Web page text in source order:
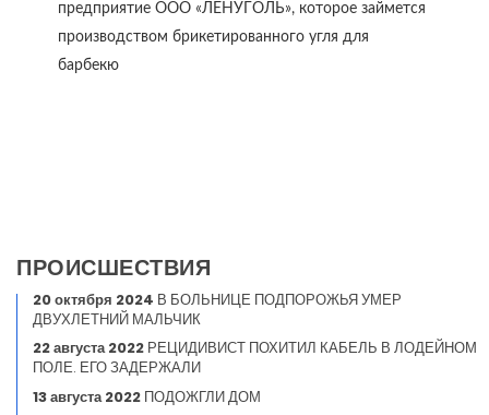
предприятие ООО «ЛЕНУГОЛЬ», которое займется
производством брикетированного угля для
барбекю
ПРОИСШЕСТВИЯ
20 октября 2024 В БОЛЬНИЦЕ ПОДПОРОЖЬЯ УМЕР
ДВУХЛЕТНИЙ МАЛЬЧИК
22 августа 2022 РЕЦИДИВИСТ ПОХИТИЛ КАБЕЛЬ В ЛОДЕЙНОМ
ПОЛЕ. ЕГО ЗАДЕРЖАЛИ
13 августа 2022 ПОДОЖГЛИ ДОМ